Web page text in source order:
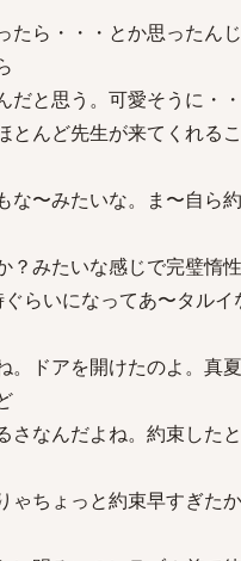
たら・・・とか思ったん
だと思う。可愛そうに・・
とんど先生が来てくれる
な〜みたいな。ま〜自ら
？みたいな感じで完璧惰性
らいになってあ〜タル
。ドアを開けたのよ。真
さなんだよね。約束した
ゃちょっと約束早すぎた